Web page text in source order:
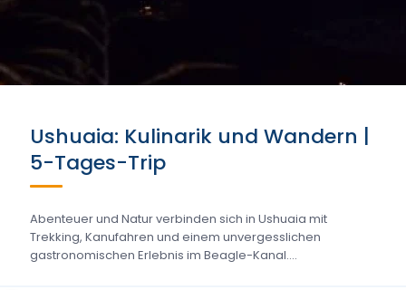
Ushuaia: Kulinarik und Wandern |
5-Tages-Trip
Abenteuer und Natur verbinden sich in Ushuaia mit
Trekking, Kanufahren und einem unvergesslichen
gastronomischen Erlebnis im Beagle-Kanal....